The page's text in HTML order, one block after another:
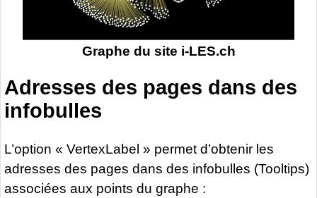
Graphe du site i-LES.ch
Adresses des pages dans des
infobulles
L’option « VertexLabel » permet d’obtenir les
adresses des pages dans des infobulles (Tooltips)
associées aux points du graphe :